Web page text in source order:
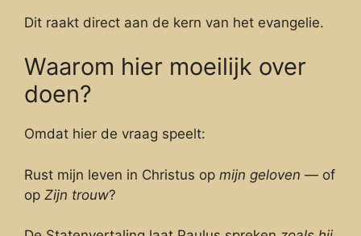
Dit raakt direct aan de kern van het evangelie.
Waarom hier moeilijk over
doen?
Omdat hier de vraag speelt:
Rust mijn leven in Christus op mijn geloven — of
op Zijn trouw?